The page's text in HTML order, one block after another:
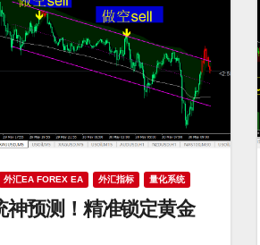
外汇EA FOREX EA 外汇指标 量化系统
神预测！精准锁定黄金